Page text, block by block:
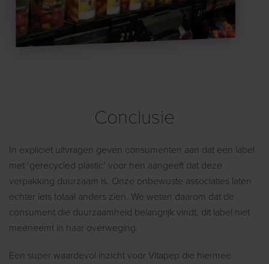
Conclusie
In expliciet uitvragen geven consumenten aan dat een label
met ‘gerecycled plastic’ voor hen aangeeft dat deze
verpakking duurzaam is. Onze onbewuste associaties laten
echter iets totaal anders zien. We weten daarom dat de
consument die duurzaamheid belangrijk vindt, dit label niet
meeneemt in haar overweging.
Een super waardevol inzicht voor Vitapep die hiermee